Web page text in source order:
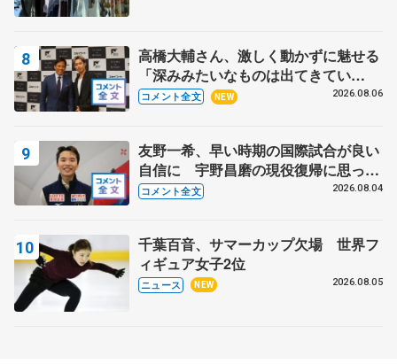
高橋大輔さん、激しく動かずに魅せる
「深みみたいなものは出てきてい
る？」 〝兄さん〟と慕うレジェンド
コメント全文 NEW 2026.08.06
友野一希、早い時期の国際試合が良い
自信に 宇野昌磨の現役復帰に思って
いること 【アジアンオープントロフ
コメント全文 2026.08.04
千葉百音、サマーカップ欠場 世界フ
ィギュア女子2位
ニュース NEW 2026.08.05